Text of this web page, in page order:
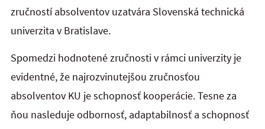
zručností absolventov uzatvára Slovenská technická
univerzita v Bratislave.
Spomedzi hodnotené zručnosti v rámci univerzity je
evidentné, že najrozvinutejšou zručnosťou
absolventov KU je schopnosť kooperácie. Tesne za
ňou nasleduje odbornosť, adaptabilnosť a schopnosť